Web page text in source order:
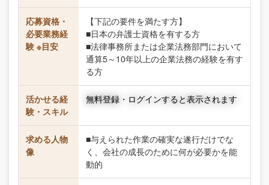
応募資格・
必要業務経
験 ※目安
【下記の要件を満たす方】
■日本の弁護士資格を有する方
■法律事務所または企業法務部門において
通算5～10年以上の企業法務の経験を有す
る方
活かせる経
験・スキル
無料登録・ログインすると表示されます
求める人物
像
■与えられた作業の確実な遂行だけでな
く、会社の成長のために何が必要かを能
動的